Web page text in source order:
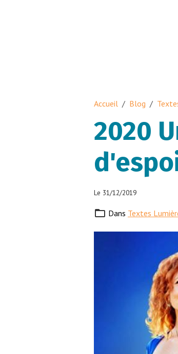
Accueil Blog
2020
Le 31/12/2019
Dans Textes